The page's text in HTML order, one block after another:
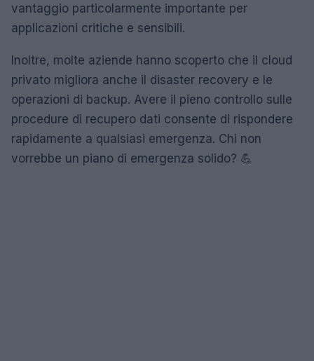
vantaggio particolarmente importante per
applicazioni critiche e sensibili.
Inoltre, molte aziende hanno scoperto che il cloud
privato migliora anche il disaster recovery e le
operazioni di backup. Avere il pieno controllo sulle
procedure di recupero dati consente di rispondere
rapidamente a qualsiasi emergenza. Chi non
vorrebbe un piano di emergenza solido? 💪